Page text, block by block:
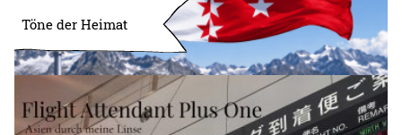
Töne der Heimat